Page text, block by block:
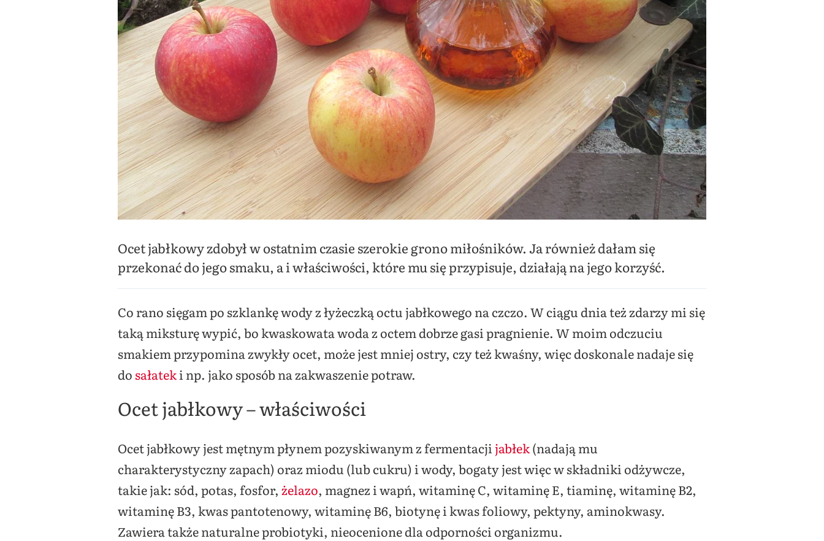
Ocet jabłkowy zdobył w ostatnim czasie szerokie grono miłośników. Ja również dałam się
przekonać do jego smaku, a i właściwości, które mu się przypisuje, działają na jego korzyść.
Co rano sięgam po szklankę wody z łyżeczką octu jabłkowego na czczo. W ciągu dnia też zdarzy mi się
taką miksturę wypić, bo kwaskowata woda z octem dobrze gasi pragnienie. W moim odczuciu
smakiem przypomina zwykły ocet, może jest mniej ostry, czy też kwaśny, więc doskonale nadaje się
do sałateki np. jako sposób na zakwaszenie potraw.
Ocet jabłkowy – właściwości
Ocet jabłkowy jest mętnym płynem pozyskiwanym z fermentacjijabłek(nadają mu
charakterystyczny zapach) oraz miodu (lub cukru) i wody, bogaty jest więc w składniki odżywcze,
takie jak: sód, potas, fosfor, żelazo, magnez i wapń, witaminę C, witaminę E, tiaminę, witaminę B2,
witaminę B3, kwas pantotenowy, witaminę B6, biotynę i kwas foliowy, pektyny, aminokwasy.
Zawiera także naturalne probiotyki, nieocenione dla odporności organizmu.